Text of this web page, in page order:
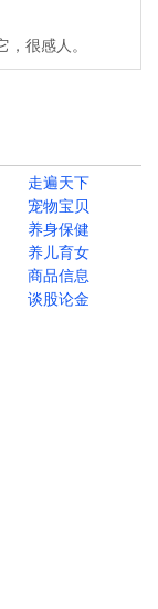
很感人。
走遍天下
宠物宝贝
养身保健
养儿育女
商品信息
谈股论金